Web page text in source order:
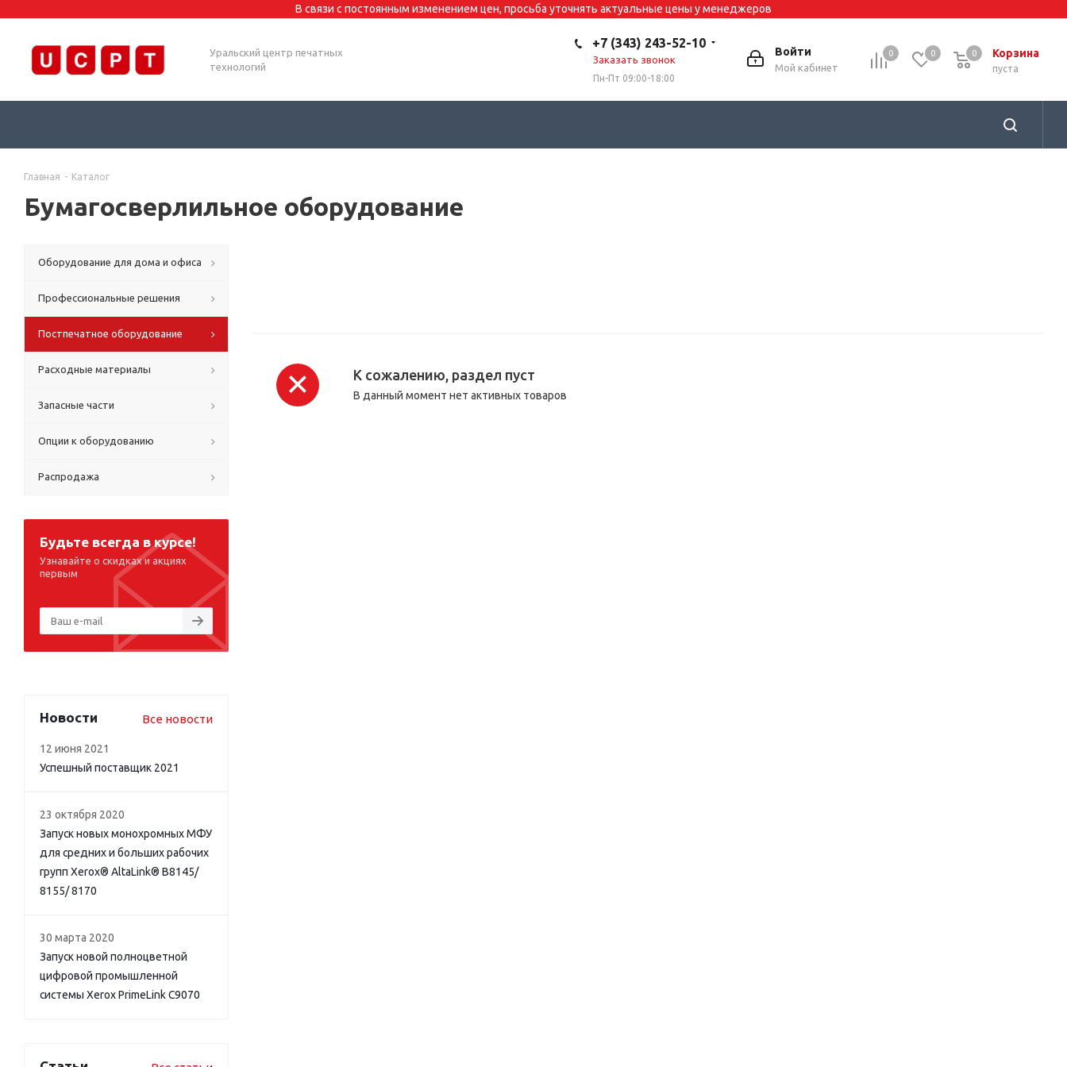
В связи с постоянным изменением цен, просьба уточнять актуальные цены у менеджеров
Уральский центр печатных
технологий
0 0 Корзина
0
пуста
0
Войти
Мой кабинет
+7 (343) 243-52-10
Заказать звонок
Пн-Пт 09:00-18:00
Главная - Каталог
Бумагосверлильное оборудование
К сожалению, раздел пуст
В данный момент нет активных товаров
Оборудование для дома и офиса
Профессиональные решения
Постпечатное оборудование
Расходные материалы
Запасные части
Опции к оборудованию
Распродажа
Будьте всегда в курсе!
Узнавайте о скидках и акциях
первым
Новости Все новости
12 июня 2021
Успешный поставщик 2021
23 октября 2020
Запуск новых монохромных МФУ
для средних и больших рабочих
групп Xerox® AltaLink® B8145/
8155/ 8170
30 марта 2020
Запуск новой полноцветной
цифровой промышленной
системы Xerox PrimeLink C9070